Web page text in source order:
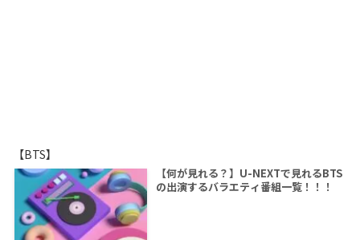
【BTS】
【何が見れる？】U-NEXTで見れるBTS
の出演するバラエティ番組一覧！！！